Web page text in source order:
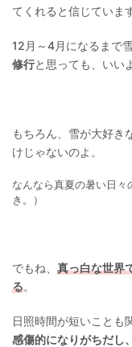
てくれると信じていま
12月～4月になるまで
修行と思っても、いい
もちろん、雪が大好き
けじゃないのよ。
なんなら真夏の暑い日
き。）
でもね、 真っ白な世界
る。
日照時間が短いことも
感傷的になりがちだし